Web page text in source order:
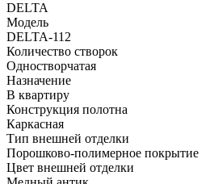
DELTA
Модель
DELTA-112
Количество створок
Одностворчатая
Назначение
В квартиру
Конструкция полотна
Каркасная
Тип внешней отделки
Порошково-полимерное покрытие
Цвет внешней отделки